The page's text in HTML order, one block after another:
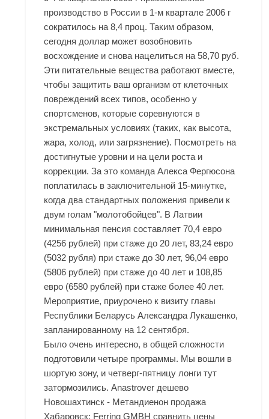
производство в России в 1-м квартале 2006 г
сократилось на 8,4 проц. Таким образом,
сегодня доллар может возобновить
восхождение и снова нацелиться на 58,70 руб.
Эти питательные вещества работают вместе,
чтобы защитить ваш организм от клеточных
повреждений всех типов, особенно у
спортсменов, которые соревнуются в
экстремальных условиях (таких, как высота,
жара, холод, или загрязнение). Посмотреть на
достигнутые уровни и на цели роста и
коррекции. За это команда Алекса Фергюсона
поплатилась в заключительной 15-минутке,
когда два стандартных положения привели к
двум голам "молотобойцев". В Латвии
минимальная пенсия составляет 70,4 евро
(4256 рублей) при стаже до 20 лет, 83,24 евро
(5032 рубля) при стаже до 30 лет, 96,04 евро
(5806 рублей) при стаже до 40 лет и 108,85
евро (6580 рублей) при стаже более 40 лет.
Мероприятие, приурочено к визиту главы
Республики Беларусь Александра Лукашенко,
запланированному на 12 сентября.
Было очень интересно, в общей сложности
подготовили четыре программы. Мы вошли в
шортую зону, и четверг-пятницу лонги тут
затормозились. Anastrover дешево
Новошахтинск - Метандиенон продажа
Хабаровск: Ferring GMBH сравнить цены